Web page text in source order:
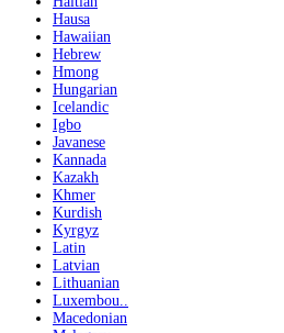
Hausa
Hawaiian
Hebrew
Hmong
Hungarian
Icelandic
Igbo
Javanese
Kannada
Kazakh
Khmer
Kurdish
Kyrgyz
Latin
Latvian
Lithuanian
Luxembou..
Macedonian